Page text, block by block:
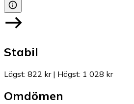
Stabil
Lägst: 822 kr| Högst: 1 028 kr
Omdömen